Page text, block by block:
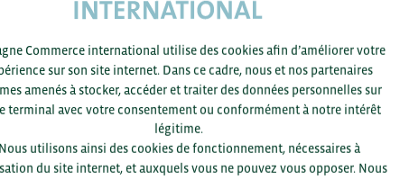
– ALTAÏR AVOCATS
Commerce international utilise des cookies afin d’améliorer votre
sur son site internet. Dans ce cadre, nous et nos partenaires
amenés à stocker, accéder et traiter des données personnelles sur
terminal avec votre consentement ou conformément à notre intérêt
légitime.
Nous utilisons ainsi des cookies de fonctionnement, nécessaires à
du site internet, et auxquels vous ne pouvez vous opposer. Nous